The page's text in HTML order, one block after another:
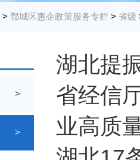
> 鄂城区惠企政策服务专栏 > 省级
>
>
湖北提
省经信
业高质